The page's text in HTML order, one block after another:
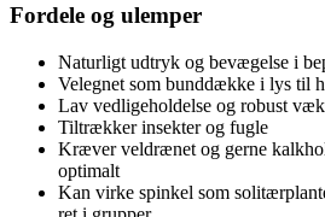
Fordele og ulemper
Naturligt udtryk og bevægelse i
Velegnet som bunddække i lys til
Lav vedligeholdelse og robust
Tiltrækker insekter og fugle
Kræver veldrænet og gerne
optimalt
Kan virke spinkel som